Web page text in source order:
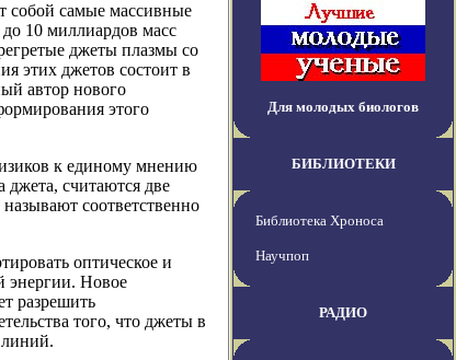
собой самые массивные
10 миллиардов масс
джеты плазмы со
этих джетов состоит в
автор нового
этого
к единому мнению
джета, считаются две
соответственно
оптическое и
энергии. Новое
разрешить
того, что джеты в
Для молодых биологов
БИБЛИОТЕКИ
Библиотека Хроноса
Научпоп
РАДИО